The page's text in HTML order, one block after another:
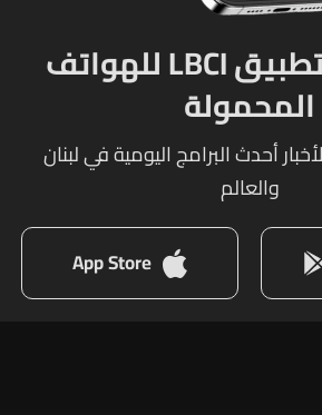
حمل الآن تطبيق LBCI للهواتف
المحمولة
أحدث البرامج اليومية في لبنان
والعالم
App Store